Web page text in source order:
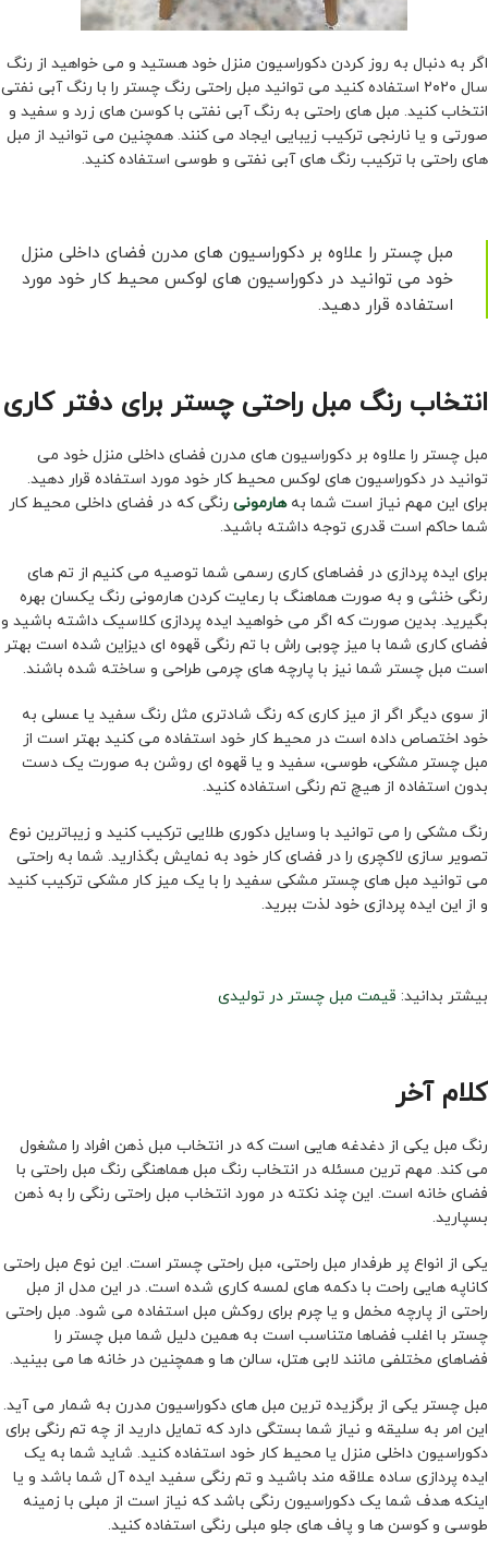
اگر به دنبال به روز کردن دکوراسیون منزل خود هستید و می خواهید از رنگ
سال ۲۰۲۰ استفاده کنید می توانید مبل راحتی رنگ چستر را با رنگ آبی نفتی
انتخاب کنید. مبل های راحتی به رنگ آبی نفتی با کوسن های زرد و سفید و
صورتی و یا نارنجی ترکیب زیبایی ایجاد می کنند. همچنین می توانید از مبل
های راحتی با ترکیب رنگ های آبی نفتی و طوسی استفاده کنید.
مبل چستر را علاوه بر دکوراسیون های مدرن فضای داخلی منزل
خود می توانید در دکوراسیون های لوکس محیط کار خود مورد
استفاده قرار دهید.
انتخاب رنگ مبل راحتی چستر برای دفتر کاری
مبل چستر را علاوه بر دکوراسیون های مدرن فضای داخلی منزل خود می
توانید در دکوراسیون های لوکس محیط کار خود مورد استفاده قرار دهید.
برای این مهم نیاز است شما بههارمونی رنگی که در فضای داخلی محیط کار
شما حاکم است قدری توجه داشته باشید.
برای ایده پردازی در فضاهای کاری رسمی شما توصیه می کنیم از تم های
رنگی خنثی و به صورت هماهنگ با رعایت کردن هارمونی رنگ یکسان بهره
بگیرید. بدین صورت که اگر می خواهید ایده پردازی کلاسیک داشته باشید و
فضای کاری شما با میز چوبی راش با تم رنگی قهوه ای دیزاین شده است بهتر
است مبل چستر شما نیز با پارچه های چرمی طراحی و ساخته شده باشند.
از سوی دیگر اگر از میز کاری که رنگ شادتری مثل رنگ سفید یا عسلی به
خود اختصاص داده است در محیط کار خود استفاده می کنید بهتر است از
مبل چستر مشکی، طوسی، سفید و یا قهوه ای روشن به صورت یک دست
بدون استفاده از هیچ تم رنگی استفاده کنید.
رنگ مشکی را می توانید با وسایل دکوری طلایی ترکیب کنید و زیباترین نوع
تصویر سازی لاکچری را در فضای کار خود به نمایش بگذارید. شما به راحتی
می توانید مبل های چستر مشکی سفید را با یک میز کار مشکی ترکیب کنید
و از این ایده پردازی خود لذت ببرید.
بیشتر بدانید: قیمت مبل چستر در تولیدی
کلام آخر
رنگ مبل یکی از دغدغه هایی است که در انتخاب مبل ذهن افراد را مشغول
می کند. مهم ترین مسئله در انتخاب رنگ مبل هماهنگی رنگ مبل راحتی با
فضای خانه است. این چند نکته در مورد انتخاب مبل راحتی رنگی را به ذهن
بسپارید.
یکی از انواع پر طرفدار مبل راحتی، مبل راحتی چستر است. این نوع مبل راحتی
کاناپه هایی راحت با دکمه های لمسه کاری شده است. در این مدل از مبل
راحتی از پارچه مخمل و یا چرم برای روکش مبل استفاده می شود. مبل راحتی
چستر با اغلب فضاها متناسب است به همین دلیل شما مبل چستر را
فضاهای مختلفی مانند لابی هتل، سالن ها و همچنین در خانه ها می بینید.
مبل چستر یکی از برگزیده ترین مبل های دکوراسیون مدرن به شمار می آید.
این امر به سلیقه و نیاز شما بستگی دارد که تمایل دارید از چه تم رنگی برای
دکوراسیون داخلی منزل یا محیط کار خود استفاده کنید. شاید شما به یک
ایده پردازی ساده علاقه مند باشید و تم رنگی سفید ایده آل شما باشد و یا
اینکه هدف شما یک دکوراسیون رنگی باشد که نیاز است از مبلی با زمینه
طوسی و کوسن ها و پاف های جلو مبلی رنگی استفاده کنید.